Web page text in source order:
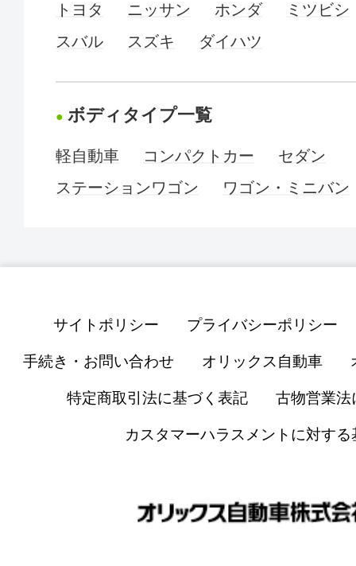
トヨタ ニッサン ホンダ
ミツビシ
スバル
スズキ ダイハツ
ボディタイプ一覧
軽自動車 コンパクトカー
セダン
ステーションワゴン
ワゴン・ミニバン
サイトポリシー プライバシーポリシー
手続き・お問い合わせ オリックス自動車
特定商取引法に基づく表記 古物営業法
カスタマーハラスメントに対する